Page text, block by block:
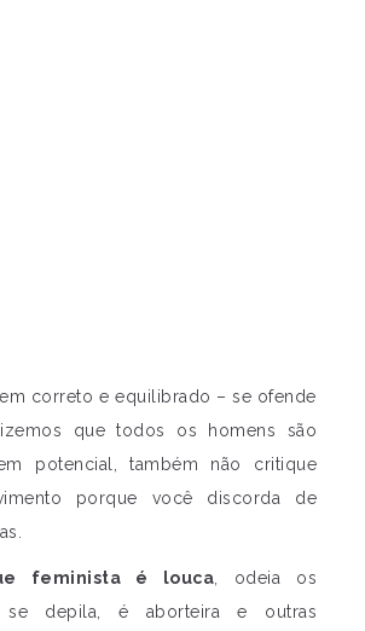
correto e equilibrado – se ofende
que todos os homens são
potencial, também não critique
porque você discorda de
feminista é louca , odeia os
se depila, é aborteira e outras